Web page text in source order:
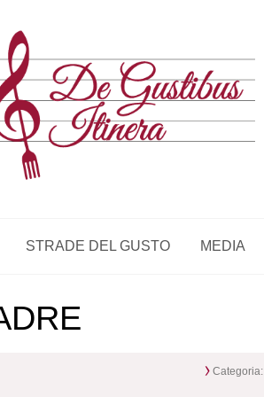
STRADE DEL GUSTO MEDIA
Categoria: